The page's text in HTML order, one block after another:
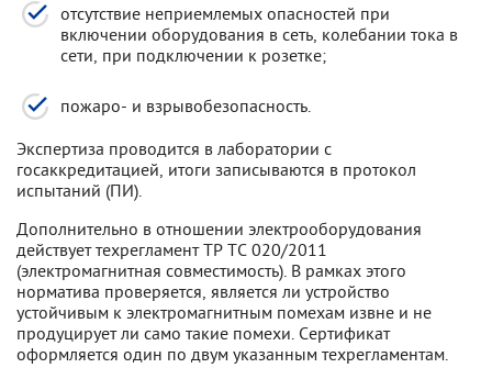
отсутствие неприемлемых опасностей при
включении оборудования в сеть, колебании тока в
сети, при подключении к розетке;
пожаро- и взрывобезопасность.
Экспертиза проводится в лаборатории с
госаккредитацией, итоги записываются в протокол
испытаний (ПИ).
Дополнительно в отношении электрооборудования
действует техрегламент ТР ТС 020/2011
(электромагнитная совместимость). В рамках этого
норматива проверяется, является ли устройство
устойчивым к электромагнитным помехам извне и не
продуцирует ли само такие помехи. Сертификат
оформляется один по двум указанным техрегламентам.